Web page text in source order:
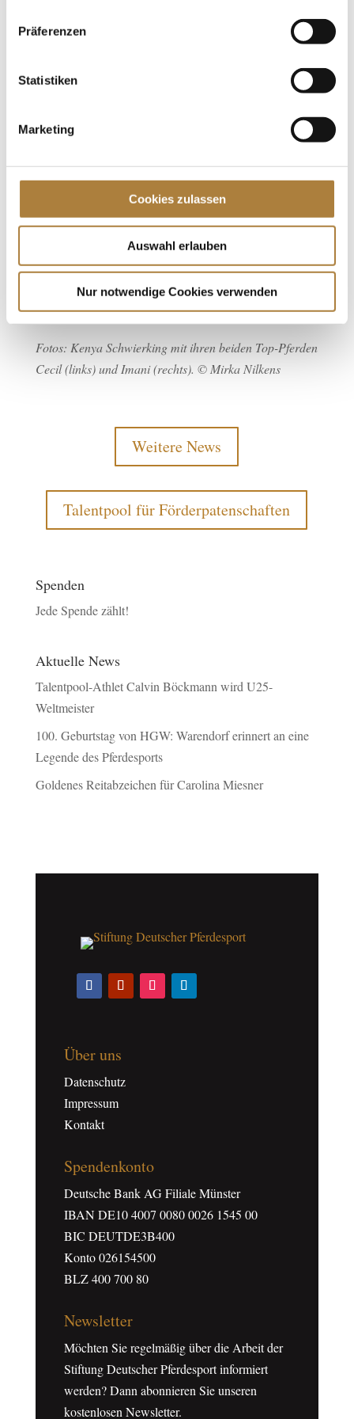
Präferenzen
Statistiken
Marketing
Cookies zulassen
Auswahl erlauben
Nur notwendige Cookies verwenden
können“, so Dr. Christina Schmitz-Morkramer.
Förderung möglich gemacht – sondern auch eine
Leidenschaft und echter Verbindung beruht.
Lukas Kowalski
Fotos: Kenya Schwierking mit ihren beiden Top-Pferden
Cecil (links) und Imani (rechts). © Mirka Nilkens
Weitere News
Talentpool für Förderpatenschaften
Spenden
Jede Spende zählt!
Aktuelle News
Talentpool-Athlet Calvin Böckmann wird U25-
Weltmeister
100. Geburtstag von HGW: Warendorf erinnert an eine
Legende des Pferdesports
Goldenes Reitabzeichen für Carolina Miesner
Über uns
Datenschutz
Impressum
Kontakt
Spendenkonto
Deutsche Bank AG Filiale Münster
IBAN DE10 4007 0080 0026 1545 00
BIC DEUTDE3B400
Konto 026154500
BLZ 400 700 80
Newsletter
Möchten Sie regelmäßig über die Arbeit der
Stiftung Deutscher Pferdesport informiert
werden? Dann abonnieren Sie unseren
kostenlosen Newsletter.